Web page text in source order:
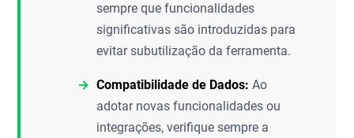
sempre que funcionalidades
significativas são introduzidas para
evitar subutilização da ferramenta.
Compatibilidade de Dados: Ao
adotar novas funcionalidades ou
integrações, verifique sempre a